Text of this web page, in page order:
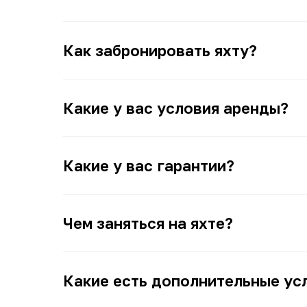
Как забронировать яхту?
Какие у вас условия аренды?
Какие у вас гарантии?
Чем заняться на яхте?
Какие есть дополнительные